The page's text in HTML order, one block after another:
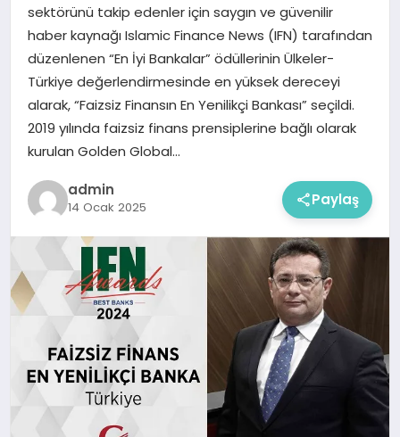
sektörünü takip edenler için saygın ve güvenilir
haber kaynağı Islamic Finance News (IFN) tarafından
düzenlenen “En İyi Bankalar” ödüllerinin Ülkeler-
Türkiye değerlendirmesinde en yüksek dereceyi
alarak, “Faizsiz Finansın En Yenilikçi Bankası” seçildi.
2019 yılında faizsiz finans prensiplerine bağlı olarak
kurulan Golden Global…
admin
14 Ocak 2025 Paylaş